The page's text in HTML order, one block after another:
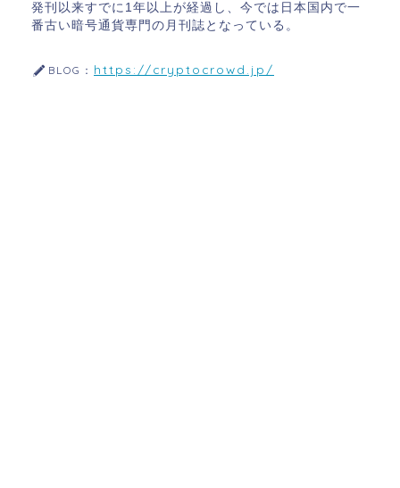
発刊以来すでに1年以上が経過し、今では日本国内で一
番古い暗号通貨専門の月刊誌となっている。
BLOG： https://cryptocrowd.jp/